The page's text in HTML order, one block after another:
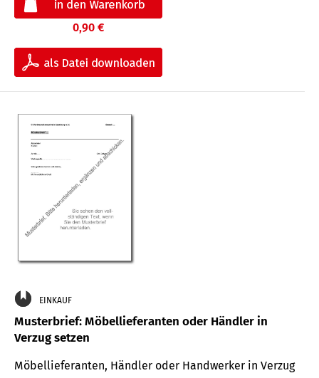
0,90 €
EINKAUF
Musterbrief: Möbellieferanten oder Händler in
Verzug setzen
Möbellieferanten, Händler oder Handwerker in Verzug